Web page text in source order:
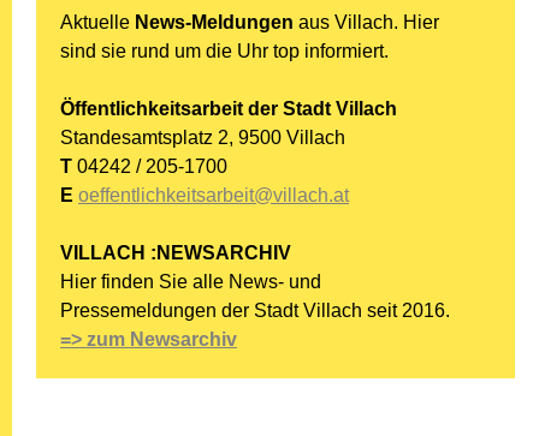
Aktuelle News-Meldungen aus Villach. Hier
sind sie rund um die Uhr top informiert.
Öffentlichkeitsarbeit der Stadt Villach
Standesamtsplatz 2, 9500 Villach
T 04242 / 205-1700
E oeffentlichkeitsarbeit@villach.at
VILLACH :NEWSARCHIV
Hier finden Sie alle News- und
Pressemeldungen der Stadt Villach seit 2016.
=> zum Newsarchiv